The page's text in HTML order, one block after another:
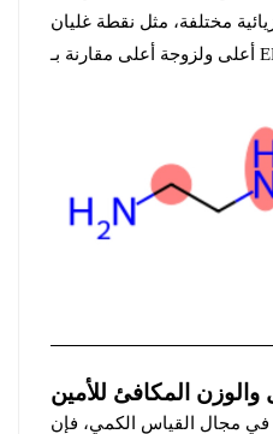
مختلفة، مثل نقطة غليان
والوزن المكافئ للأمين
في مجال القياس الكمي، فإن